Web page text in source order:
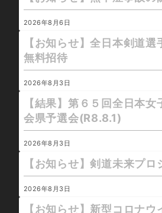
2026年8月6日
【お知らせ】全日本剣道
無料招待
2026年8月3日
【結果】第６５回全日本
会県予選会(R8.8.1)
2026年8月3日
【お知らせ】剣道未来プロ
2026年8月3日
【お知らせ】新型コロナ